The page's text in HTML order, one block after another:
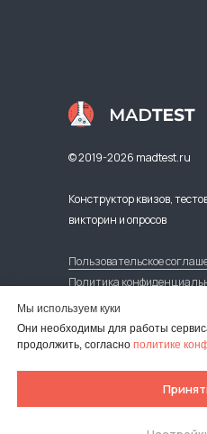
Мы используем куки
Они необходимы для работы
продолжить, согласно политике
© 2019-2026 madtest.ru
Конструктор квизов,
викторин и опросов
Пользовательское
Политика
Оферта регулярных
Карта сайта